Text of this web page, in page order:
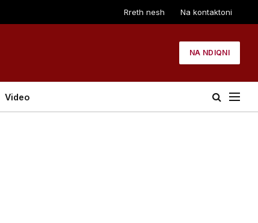
Rreth nesh Na kontaktoni
NA NDIQNI
Video